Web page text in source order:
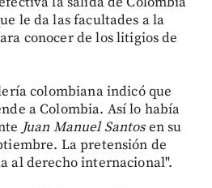
le da las facultades a la
conocer de los litigios de
colombiana indicó que
a Colombia. Así lo había
Juan Manuel Santosen su
La pretensión de
al derecho internacional".